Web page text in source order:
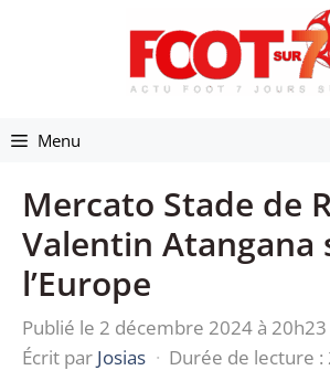
Menu
Mercato Stade de
Valentin Atangana
l’Europe
Publié le 2 décembre 2024 à 20h23
Écrit par Josias · Durée de lecture